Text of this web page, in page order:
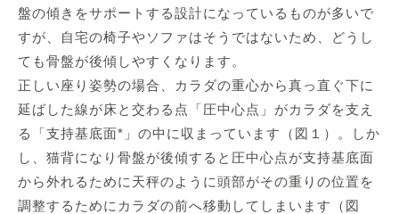
盤の傾きをサポートする設計になっているものが多いで
すが、自宅の椅子やソファはそうではないため、どうし
ても骨盤が後傾しやすくなります。
正しい座り姿勢の場合、カラダの重心から真っ直ぐ下に
延ばした線が床と交わる点「圧中心点」がカラダを支え
る「支持基底面*」の中に収まっています（図１）。しか
し、猫背になり骨盤が後傾すると圧中心点が支持基底面
から外れるために天秤のように頭部がその重りの位置を
調整するためにカラダの前へ移動してしまいます（図